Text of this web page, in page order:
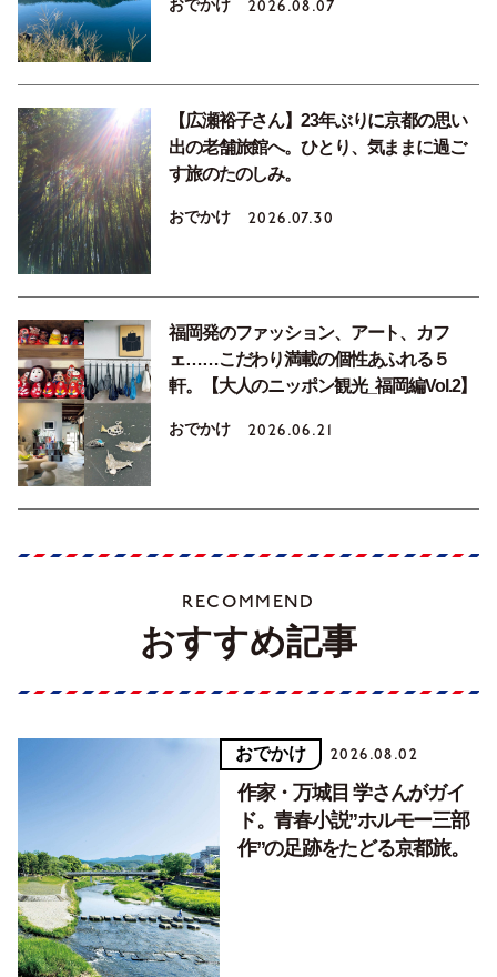
おでかけ 2026.08.07
【広瀬裕子さん】23年ぶりに京都の思い
出の老舗旅館へ。ひとり、気ままに過ご
す旅のたのしみ。
おでかけ 2026.07.30
福岡発のファッション、アート、カフ
ェ……こだわり満載の個性あふれる５
軒。【大人のニッポン観光_福岡編Vol.2】
おでかけ 2026.06.21
RECOMMEND
おすすめ記事
おでかけ 2026.08.02
作家・万城目 学さんがガイ
ド。青春小説”ホルモー三部
作”の足跡をたどる京都旅。